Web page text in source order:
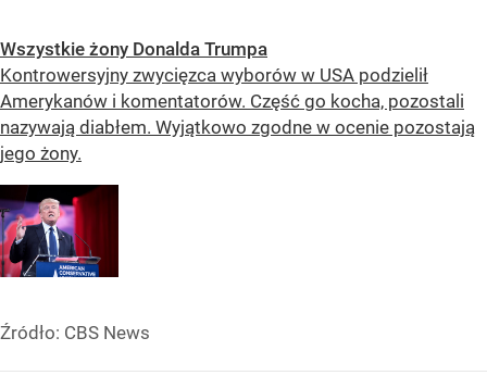
Wszystkie żony Donalda Trumpa
Kontrowersyjny zwycięzca wyborów w USA podzielił
Amerykanów i komentatorów. Część go kocha, pozostali
nazywają diabłem. Wyjątkowo zgodne w ocenie pozostają
jego żony.
Źródło: CBS News